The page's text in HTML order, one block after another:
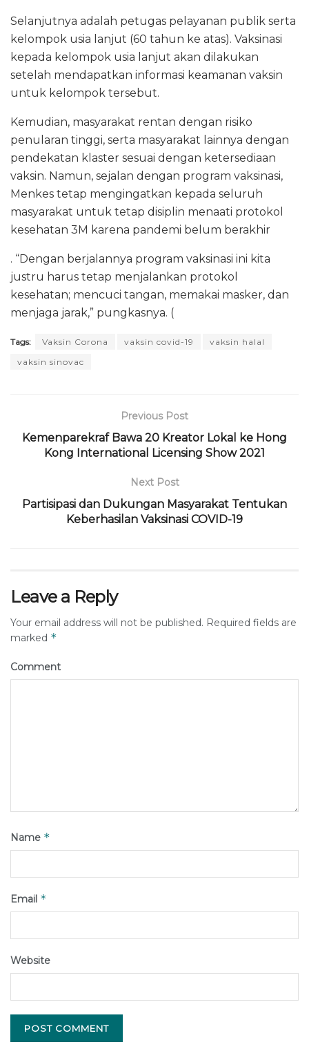
Selanjutnya adalah petugas pelayanan publik serta
kelompok usia lanjut (60 tahun ke atas). Vaksinasi
kepada kelompok usia lanjut akan dilakukan
setelah mendapatkan informasi keamanan vaksin
untuk kelompok tersebut.
Kemudian, masyarakat rentan dengan risiko
penularan tinggi, serta masyarakat lainnya dengan
pendekatan klaster sesuai dengan ketersediaan
vaksin. Namun, sejalan dengan program vaksinasi,
Menkes tetap mengingatkan kepada seluruh
masyarakat untuk tetap disiplin menaati protokol
kesehatan 3M karena pandemi belum berakhir
. “Dengan berjalannya program vaksinasi ini kita
justru harus tetap menjalankan protokol
kesehatan; mencuci tangan, memakai masker, dan
menjaga jarak,” pungkasnya. (
Tags: Vaksin Corona vaksin covid-19
vaksin halal
vaksin sinovac
Previous Post
Kemenparekraf Bawa 20 Kreator Lokal ke Hong
Kong International Licensing Show 2021
Next Post
Partisipasi dan Dukungan Masyarakat Tentukan
Keberhasilan Vaksinasi COVID-19
Leave a Reply
Your email address will not be published. Required fields are
marked *
Comment
Name *
Email *
Website